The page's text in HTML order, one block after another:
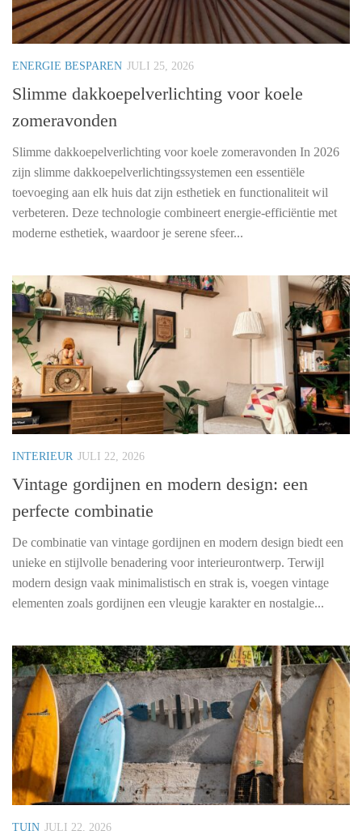
ENERGIE BESPAREN JULI 25, 2026
Slimme dakkoepelverlichting voor koele
zomeravonden
Slimme dakkoepelverlichting voor koele zomeravonden In 2026
zijn slimme dakkoepelverlichtingssystemen een essentiële
toevoeging aan elk huis dat zijn esthetiek en functionaliteit wil
verbeteren. Deze technologie combineert energie-efficiëntie met
moderne esthetiek, waardoor je serene sfeer...
INTERIEUR JULI 22, 2026
Vintage gordijnen en modern design: een
perfecte combinatie
De combinatie van vintage gordijnen en modern design biedt een
unieke en stijlvolle benadering voor interieurontwerp. Terwijl
modern design vaak minimalistisch en strak is, voegen vintage
elementen zoals gordijnen een vleugje karakter en nostalgie...
TUIN JULI 22, 2026